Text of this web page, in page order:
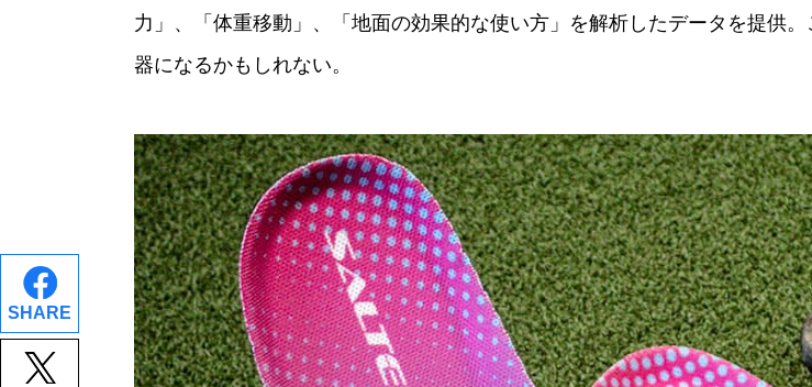
SHARE
力」、「体重移動」、「地面の効果的な使い方」を解析したデータを提供
器になるかもしれない。